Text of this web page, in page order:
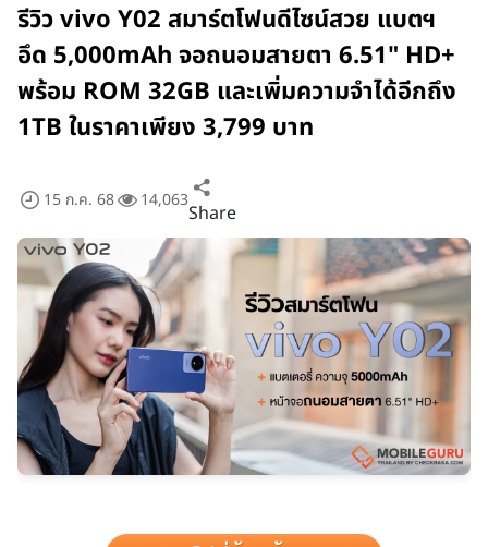
รีวิว vivo Y02 สมาร์ตโฟนดีไซน์สวย แบตฯ
อึด 5,000mAh จอถนอมสายตา 6.51" HD+
พร้อม ROM 32GB และเพิ่มความจำได้อีกถึง
1TB ในราคาเพียง 3,799 บาท
15 ก.ค. 68 14,063Share